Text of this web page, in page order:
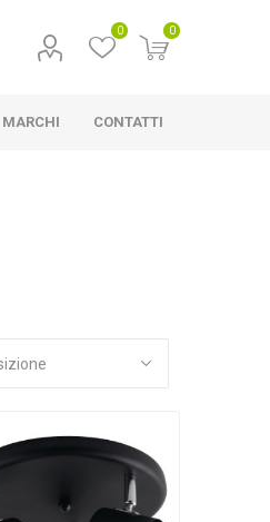
0 0
MARCHI CONTATTI